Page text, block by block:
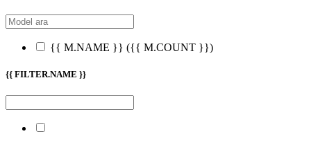
{{ M.NAME }} ({{ M.COUNT }})
{{ FILTER.NAME }}